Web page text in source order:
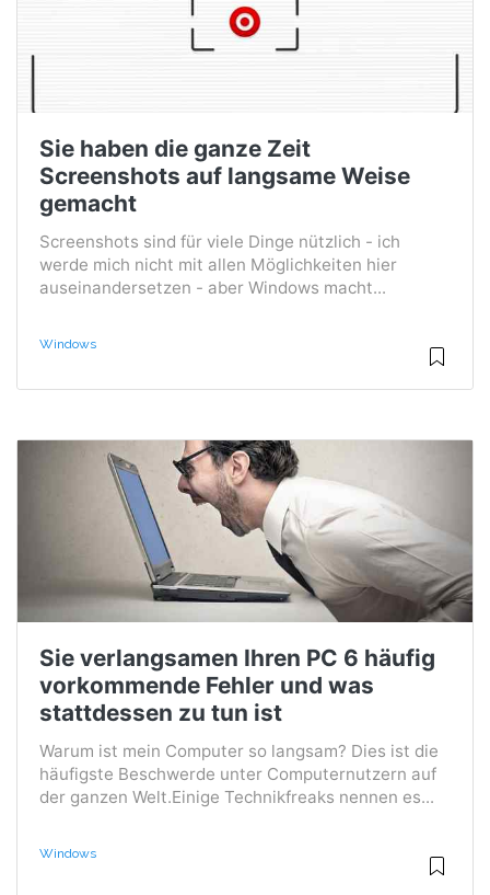
Sie haben die ganze Zeit
Screenshots auf langsame Weise
gemacht
Screenshots sind für viele Dinge nützlich - ich
werde mich nicht mit allen Möglichkeiten hier
auseinandersetzen - aber Windows macht...
Windows
Sie verlangsamen Ihren PC 6 häufig
vorkommende Fehler und was
stattdessen zu tun ist
Warum ist mein Computer so langsam? Dies ist die
häufigste Beschwerde unter Computernutzern auf
der ganzen Welt.Einige Technikfreaks nennen es...
Windows